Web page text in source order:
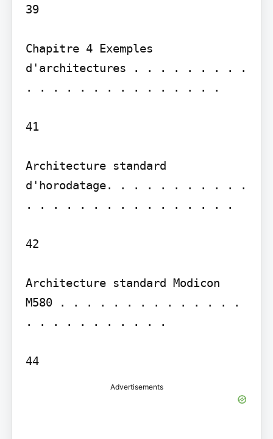
39
Chapitre 4 Exemples
d'architectures . . . . . . . . .
. . . . . . . . . . . . . . .
41
Architecture standard
d'horodatage. . . . . . . . . . .
. . . . . . . . . . . . . . . .
42
Architecture standard Modicon
M580 . . . . . . . . . . . . . .
. . . . . . . . . . .
44
Advertisements